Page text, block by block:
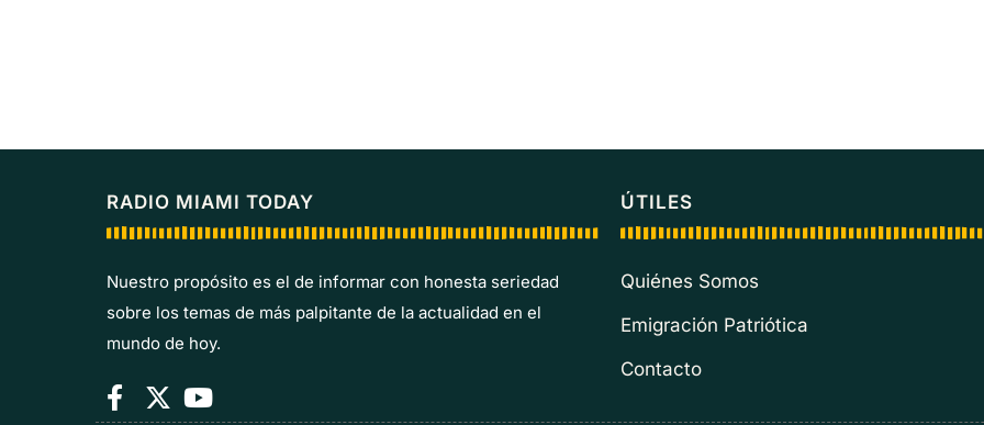
RADIO MIAMI TODAY
Nuestro propósito es el de informar con honesta seriedad
sobre los temas de más palpitante de la actualidad en el
mundo de hoy.
ÚTILES
Quiénes Somos
Emigración Patriótica
Contacto